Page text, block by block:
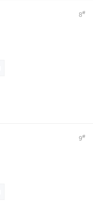
8#
9#